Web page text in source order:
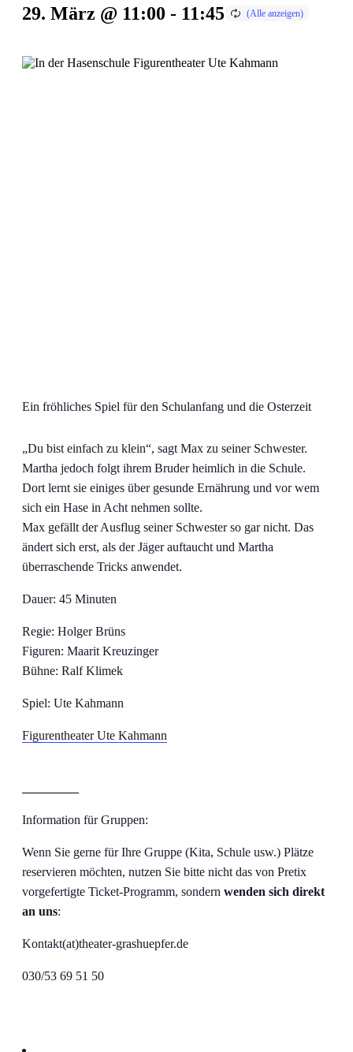
29. März @ 11:00 - 11:45
Ein fröhliches Spiel für den Schulanfang und die Osterzeit
„Du bist einfach zu klein“, sagt Max zu seiner Schwester.
Martha jedoch folgt ihrem Bruder heimlich in die Schule.
Dort lernt sie einiges über gesunde Ernährung und vor wem
sich ein Hase in Acht nehmen sollte.
Max gefällt der Ausflug seiner Schwester so gar nicht. Das
ändert sich erst, als der Jäger auftaucht und Martha
überraschende Tricks anwendet.
Dauer: 45 Minuten
Regie: Holger Brüns
Figuren: Maarit Kreuzinger
Bühne: Ralf Klimek
Spiel: Ute Kahmann
Figurentheater Ute Kahmann
Information für Gruppen:
Wenn Sie gerne für Ihre Gruppe (Kita, Schule usw.) Plätze
reservieren möchten, nutzen Sie bitte nicht das von Pretix
vorgefertigte Ticket-Programm, sondern wenden sich direkt
an uns:
Kontakt(at)theater-grashuepfer.de
030/53 69 51 50